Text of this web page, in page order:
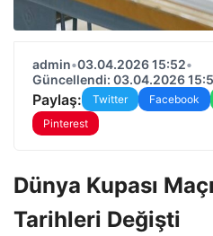
admin•03.04.2026 15:52•
Güncellendi: 03.04.2026
Paylaş: Twitter Facebook
Pinterest
Dünya Kupası
Tarihleri Değişti